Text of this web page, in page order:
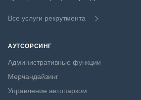
Все услуги рекрутмента
АУТСОРСИНГ
Административные функции
Мерчандайзинг
Управление автопарком